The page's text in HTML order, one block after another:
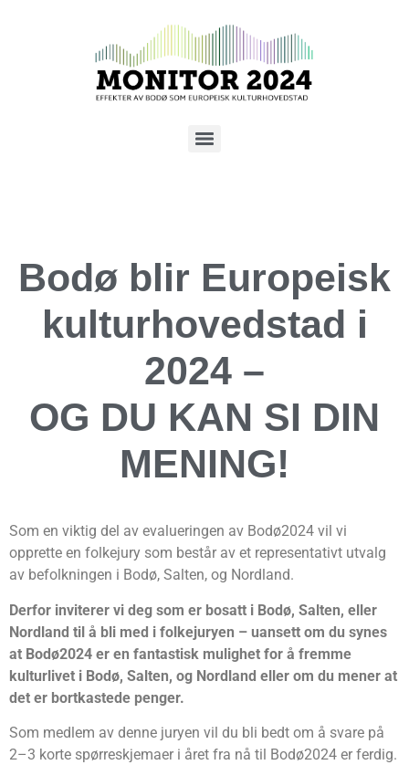
Bodø blir Europeisk
kulturhovedstad i
2024 –
OG DU KAN SI DIN
MENING!
Som en viktig del av evalueringen av Bodø2024 vil vi
opprette en folkejury som består av et representativt utvalg
av befolkningen i Bodø, Salten, og Nordland.
Derfor inviterer vi deg som er bosatt i Bodø, Salten, eller
Nordland til å bli med i folkejuryen – uansett om du synes
at Bodø2024 er en fantastisk mulighet for å fremme
kulturlivet i Bodø, Salten, og Nordland eller om du mener at
det er bortkastede penger.
Som medlem av denne juryen vil du bli bedt om å svare på
2–3 korte spørreskjemaer i året fra nå til Bodø2024 er ferdig.